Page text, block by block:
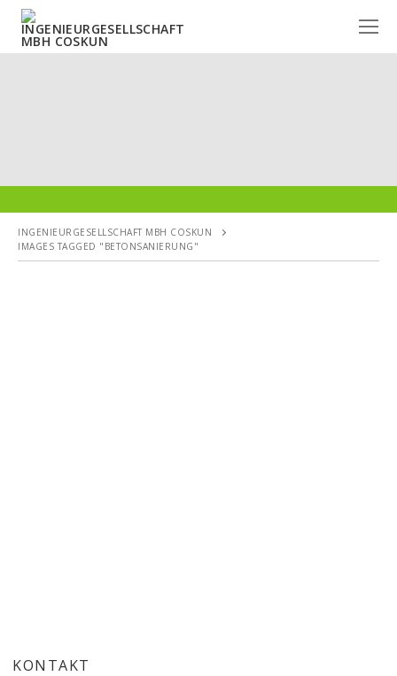
Skip
content
INGENIEURGESELLSCHAFT MBH COSKUN
IMAGES TAGGED "BETONSANIERUNG"
KONTAKT